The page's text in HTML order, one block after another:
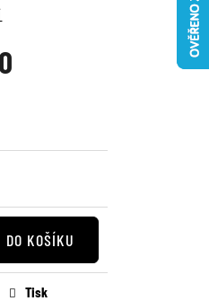
DO KOŠÍKU
Tisk